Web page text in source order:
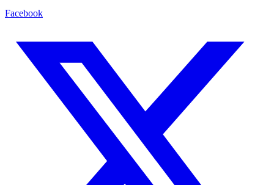
Facebook